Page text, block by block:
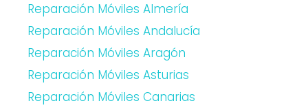
Reparación Móviles Almería
Reparación Móviles Andalucía
Reparación Móviles Aragón
Reparación Móviles Asturias
Reparación Móviles Canarias